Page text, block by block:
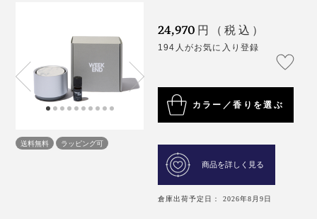
送料無料 ラッピング可
24,970 円（税込）
194人がお気に入り登録
カラー／香りを選ぶ
商品を詳しく見る
倉庫出荷予定日： 2026年8月9日